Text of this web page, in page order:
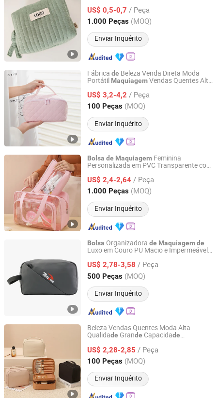
US$ 0,5-0,7 / Peça
1.000 Peças (MOQ)
Enviar Inquérito
Shandong, China Desde 2015
Fábrica de Beleza Venda Direta Moda
Portátil MaquiagemVendas Quentes Alta
BolsadeMaquiagem
US$ 3,2-4,2 / Peça
100 Peças (MOQ)
Enviar Inquérito
Yiwu Ginzeal Bag Co., Ltd.
Zhejiang, China Desde 2024
Bolsa de Maquiagem Feminina
Personalizada em PVC Transparente com
US$ 2,4-2,64 / Peça
1.000 Peças (MOQ)
Enviar Inquérito
Hangzhou Huaxin Industry & Trade Co., Ltd.
Zhejiang, China Desde 2025
Bolsa Organizadora de Maquiagemde
Luxo em Couro PU Macio e Impermeável
para ProdutosdeHigiene,
Viagem com Zíper em Malha para
Cosméticos para Homens
US$ 2,78-3,58 / Peça
500 Peças (MOQ)
Enviar Inquérito
Xiamen Rebons Import & Export Co., Ltd.
Fujian, China Desde 2016
Beleza Vendas Quentes Moda Alta
Qualidade Grande Capacidade
Personalizados Portátil Personalizado
Multifunções Armazenamento
Bolsa deMaquiagem
US$ 2,28-2,85 / Peça
100 Peças (MOQ)
Enviar Inquérito
Yiwu Ginzeal Bag Co., Ltd.
Zhejiang, China Desde 2024